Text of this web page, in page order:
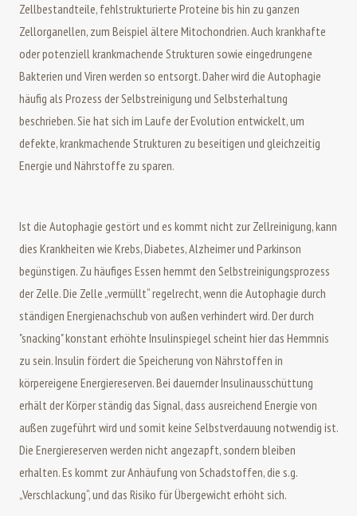
Zellbestandteile, fehlstrukturierte Proteine bis hin zu ganzen
Zellorganellen, zum Beispiel ältere Mitochondrien. Auch krankhafte
oder potenziell krankmachende Strukturen sowie eingedrungene
Bakterien und Viren werden so entsorgt. Daher wird die Autophagie
häufig als Prozess der Selbstreinigung und Selbsterhaltung
beschrieben. Sie hat sich im Laufe der Evolution entwickelt, um
defekte, krankmachende Strukturen zu beseitigen und gleichzeitig
Energie und Nährstoffe zu sparen.
Ist die Autophagie gestört und es kommt nicht zur Zellreinigung, kann
dies Krankheiten wie Krebs, Diabetes, Alzheimer und Parkinson
begünstigen. Zu häufiges Essen hemmt den Selbstreinigungsprozess
der Zelle. Die Zelle „vermüllt“ regelrecht, wenn die Autophagie durch
ständigen Energienachschub von außen verhindert wird. Der durch
"snacking" konstant erhöhte Insulinspiegel scheint hier das Hemmnis
zu sein. Insulin fördert die Speicherung von Nährstoffen in
körpereigene Energiereserven. Bei dauernder Insulinausschüttung
erhält der Körper ständig das Signal, dass ausreichend Energie von
außen zugeführt wird und somit keine Selbstverdauung notwendig ist.
Die Energiereserven werden nicht angezapft, sondern bleiben
erhalten. Es kommt zur Anhäufung von Schadstoffen, die s.g.
„Verschlackung“, und das Risiko für Übergewicht erhöht sich.